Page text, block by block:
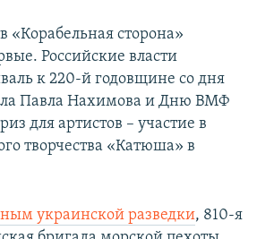
«Корабельная сторона»
Российские власти
к 220-й годовщине со дня
Павла Нахимова и Дню ВМФ
для артистов – участие в
творчества «Катюша» в
украинской разведки, 810-я